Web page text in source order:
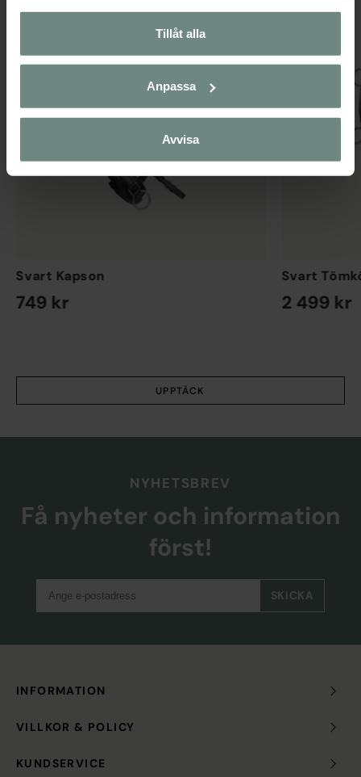
närsomhelst ändra ditt samtycke.
Tillåt alla
Anpassa
Avvisa
Svart Kapson
749 kr
Svart
2 499 kr
UPPTÄCK
NYHETSBREV
Få nyheter och information
först!
SKICKA
INFORMATION
VILLKOR & POLICY
KUNDSERVICE